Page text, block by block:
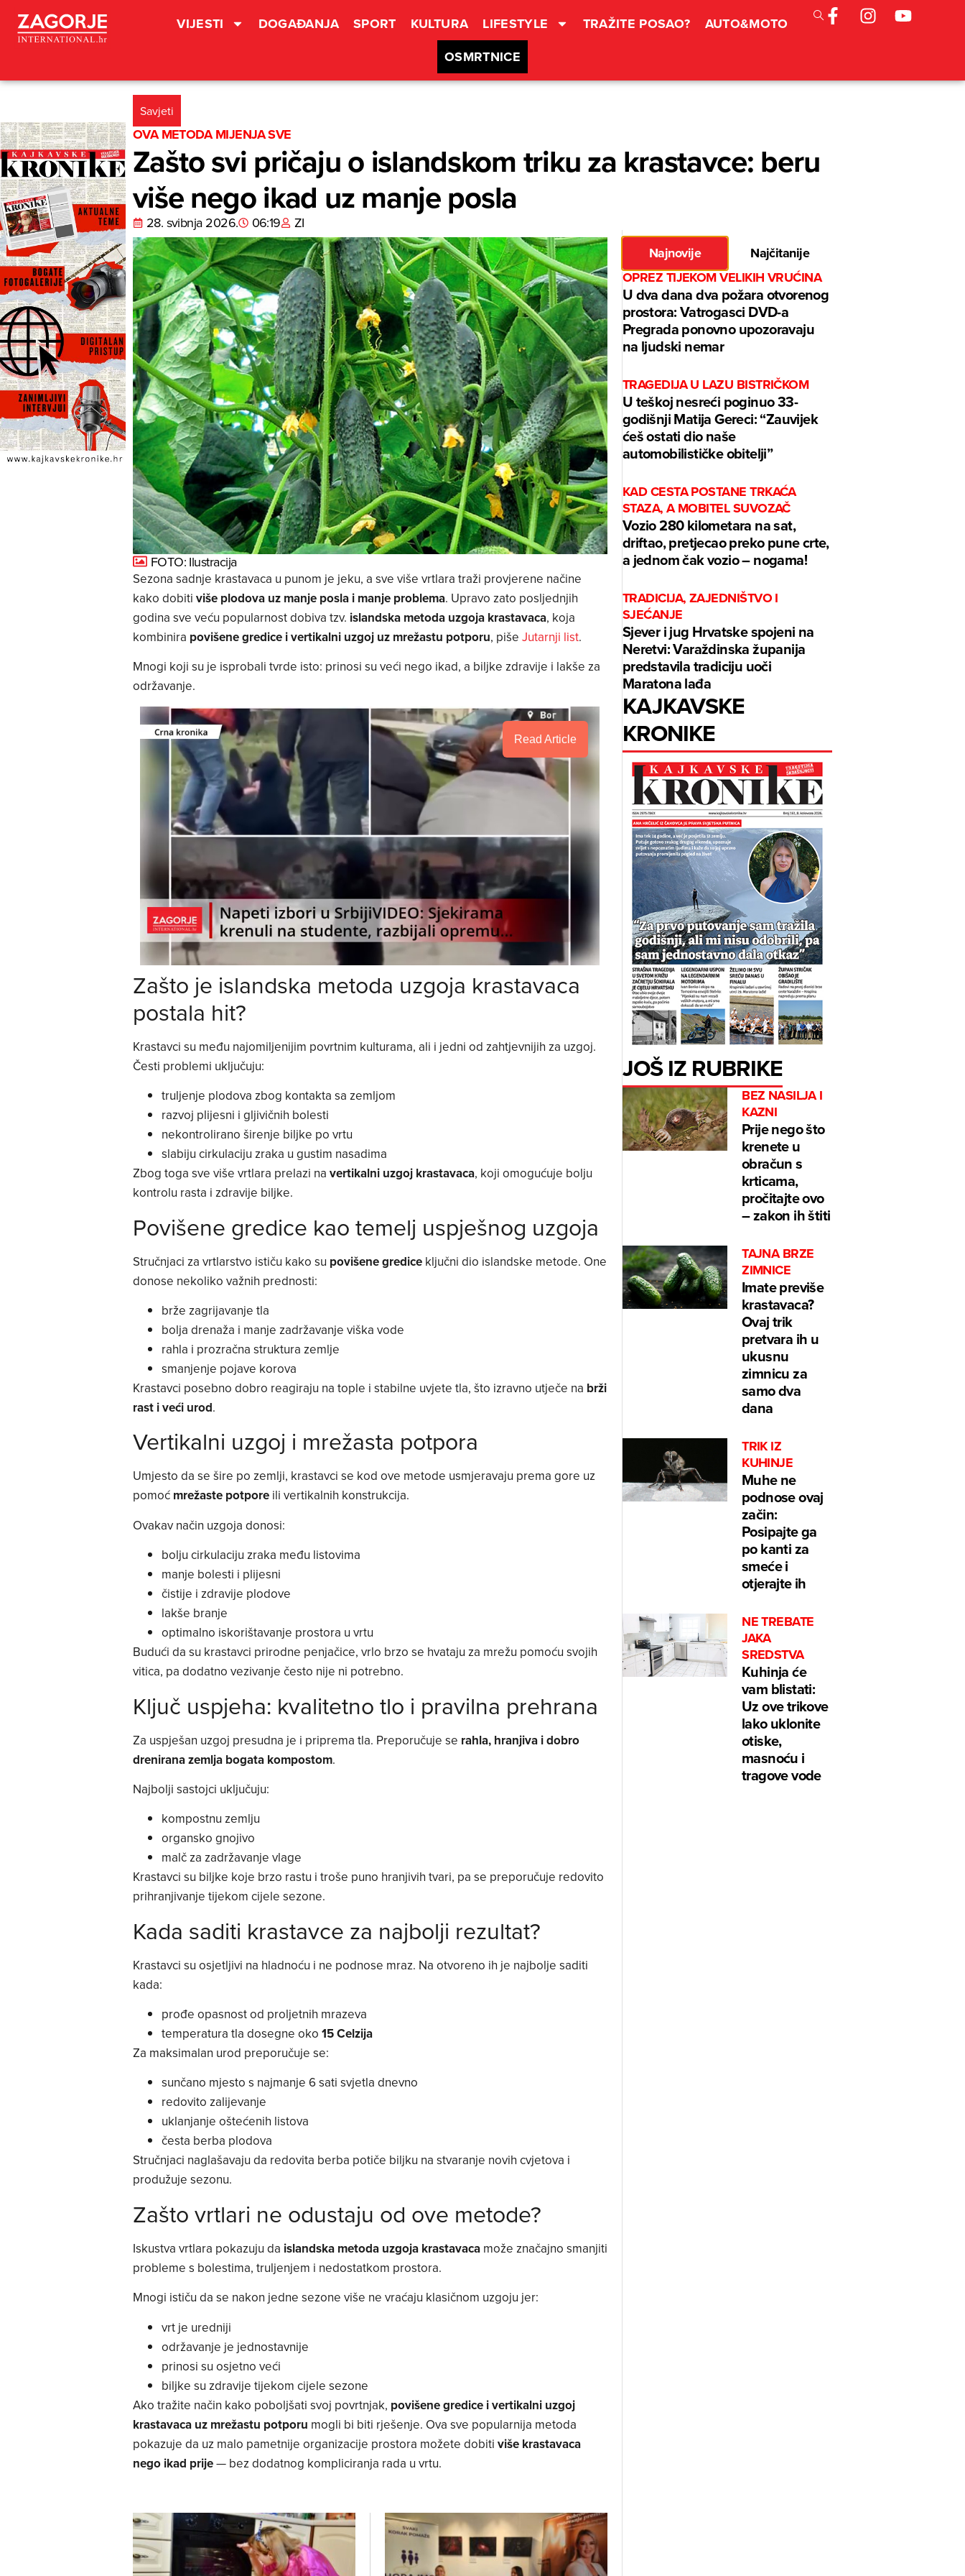
VIJESTI DOGAĐANJA SPORT KULTURA LIFESTYLE TRAŽITE POSAO?
AUTO&MOTO
OSMRTNICE
Savjeti
OVA METODA MIJENJA SVE
Zašto svi pričaju o islandskom triku za krastavce: beru
više nego ikad uz manje posla
28. svibnja 2026. 06:19 ZI
FOTO: Ilustracija
Sezona sadnje krastavaca u punom je jeku, a sve više vrtlara traži provjerene načine
kako dobiti više plodova uz manje posla i manje problema. Upravo zato posljednjih
godina sve veću popularnost dobiva tzv. islandska metoda uzgoja krastavaca, koja
kombinira povišene gredice i vertikalni uzgoj uz mrežastu potporu, piše Jutarnji list.
Mnogi koji su je isprobali tvrde isto: prinosi su veći nego ikad, a biljke zdravije i lakše za
održavanje.
Read Article
Zašto je islandska metoda uzgoja krastavaca
postala hit?
Krastavci su među najomiljenijim povrtnim kulturama, ali i jedni od zahtjevnijih za uzgoj.
Česti problemi uključuju:
truljenje plodova zbog kontakta sa zemljom
razvoj plijesni i gljivičnih bolesti
nekontrolirano širenje biljke po vrtu
slabiju cirkulaciju zraka u gustim nasadima
Zbog toga sve više vrtlara prelazi na vertikalni uzgoj krastavaca, koji omogućuje bolju
kontrolu rasta i zdravije biljke.
Povišene gredice kao temelj uspješnog uzgoja
Stručnjaci za vrtlarstvo ističu kako su povišene grediceključni dio islandske metode. One
donose nekoliko važnih prednosti:
brže zagrijavanje tla
bolja drenaža i manje zadržavanje viška vode
rahla i prozračna struktura zemlje
smanjenje pojave korova
Krastavci posebno dobro reagiraju na tople i stabilne uvjete tla, što izravno utječe na brži
rast i veći urod.
Vertikalni uzgoj i mrežasta potpora
Umjesto da se šire po zemlji, krastavci se kod ove metode usmjeravaju prema gore uz
pomoć mrežaste potporeili vertikalnih konstrukcija.
Ovakav način uzgoja donosi:
bolju cirkulaciju zraka među listovima
manje bolesti i plijesni
čistije i zdravije plodove
lakše branje
optimalno iskorištavanje prostora u vrtu
Budući da su krastavci prirodne penjačice, vrlo brzo se hvataju za mrežu pomoću svojih
vitica, pa dodatno vezivanje često nije ni potrebno.
Ključ uspjeha: kvalitetno tlo i pravilna prehrana
Za uspješan uzgoj presudna je i priprema tla. Preporučuje se rahla, hranjiva i dobro
drenirana zemlja bogata kompostom.
Najbolji sastojci uključuju:
kompostnu zemlju
organsko gnojivo
malč za zadržavanje vlage
Krastavci su biljke koje brzo rastu i troše puno hranjivih tvari, pa se preporučuje redovito
prihranjivanje tijekom cijele sezone.
Kada saditi krastavce za najbolji rezultat?
Krastavci su osjetljivi na hladnoću i ne podnose mraz. Na otvoreno ih je najbolje saditi
kada:
prođe opasnost od proljetnih mrazeva
temperatura tla dosegne oko 15 Celzija
Za maksimalan urod preporučuje se:
sunčano mjesto s najmanje 6 sati svjetla dnevno
redovito zalijevanje
uklanjanje oštećenih listova
česta berba plodova
Stručnjaci naglašavaju da redovita berba potiče biljku na stvaranje novih cvjetova i
produžuje sezonu.
Zašto vrtlari ne odustaju od ove metode?
Iskustva vrtlara pokazuju da islandska metoda uzgoja krastavacamože značajno smanjiti
probleme s bolestima, truljenjem i nedostatkom prostora.
Mnogi ističu da se nakon jedne sezone više ne vraćaju klasičnom uzgoju jer:
vrt je uredniji
održavanje je jednostavnije
prinosi su osjetno veći
biljke su zdravije tijekom cijele sezone
Ako tražite način kako poboljšati svoj povrtnjak, povišene gredice i vertikalni uzgoj
krastavaca uz mrežastu potporu mogli bi biti rješenje. Ova sve popularnija metoda
pokazuje da uz malo pametnije organizacije prostora možete dobiti više krastavaca
nego ikad prije— bez dodatnog kompliciranja rada u vrtu.
Najnovije
Najčitanije
OPREZ TIJEKOM VELIKIH VRUĆINA
U dva dana dva požara otvorenog
prostora: Vatrogasci DVD-a
Pregrada ponovno upozoravaju
na ljudski nemar
TRAGEDIJA U LAZU BISTRIČKOM
U teškoj nesreći poginuo 33-
godišnji Matija Gereci: “Zauvijek
ćeš ostati dio naše
automobilističke obitelji”
KAD CESTA POSTANE TRKAĆA
STAZA, A MOBITEL SUVOZAČ
Vozio 280 kilometara na sat,
driftao, pretjecao preko pune crte,
a jednom čak vozio – nogama!
TRADICIJA, ZAJEDNIŠTVO I
SJEĆANJE
Sjever i jug Hrvatske spojeni na
Neretvi: Varaždinska županija
predstavila tradiciju uoči
Maratona lađa
KAJKAVSKE
KRONIKE
JOŠ IZ RUBRIKE
BEZ NASILJA I
KAZNI
Prije nego što
krenete u
obračun s
krticama,
pročitajte ovo
– zakon ih štiti
TAJNA BRZE
ZIMNICE
Imate previše
krastavaca?
Ovaj trik
pretvara ih u
ukusnu
zimnicu za
samo dva
dana
TRIK IZ
KUHINJE
Muhe ne
podnose ovaj
začin:
Posipajte ga
po kanti za
smeće i
otjerajte ih
NE TREBATE
JAKA
SREDSTVA
Kuhinja će
vam blistati:
Uz ove trikove
lako uklonite
otiske,
masnoću i
tragove vode